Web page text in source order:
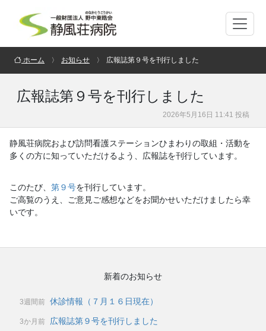
ホーム お知らせ 広報誌第９号を刊行しました
広報誌第９号を刊行しました
2026年5月16日 11:41 投稿
静風荘病院および訪問看護ステーションひまわりの取組・活動を
多くの方に知っていただけるよう、広報誌を刊行しています。
このたび、 第９号を刊行しています。
ご高覧のうえ、ご意見ご感想などをお聞かせいただけましたら幸
いです。
新着のお知らせ
3週間前 休診情報（７月１６日現在）
3か月前 広報誌第９号を刊行しました